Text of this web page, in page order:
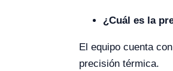
¿Cuál es la
El equipo cuenta
precisión térmica.